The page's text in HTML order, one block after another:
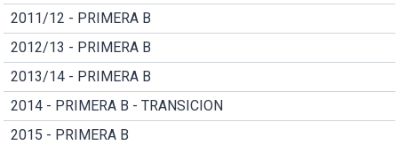
2011/12 - PRIMERA B
2012/13 - PRIMERA B
2013/14 - PRIMERA B
2014 - PRIMERA B - TRANSICION
2015 - PRIMERA B